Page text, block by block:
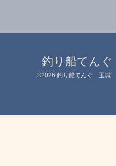
釣り船てん
©2026 釣り船てんぐ 玉城